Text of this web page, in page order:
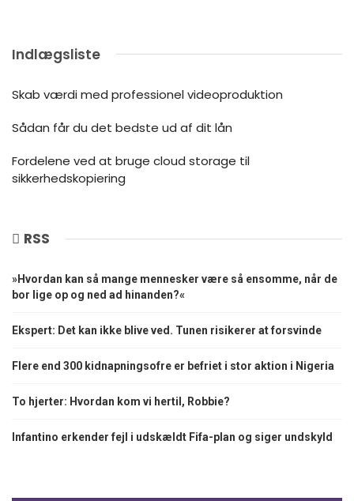
Indlægsliste
Skab værdi med professionel videoproduktion
Sådan får du det bedste ud af dit lån
Fordelene ved at bruge cloud storage til
sikkerhedskopiering
RSS
»Hvordan kan så mange mennesker være så ensomme, når de
bor lige op og ned ad hinanden?«
Ekspert: Det kan ikke blive ved. Tunen risikerer at forsvinde
Flere end 300 kidnapningsofre er befriet i stor aktion i Nigeria
To hjerter: Hvordan kom vi hertil, Robbie?
Infantino erkender fejl i udskældt Fifa-plan og siger undskyld